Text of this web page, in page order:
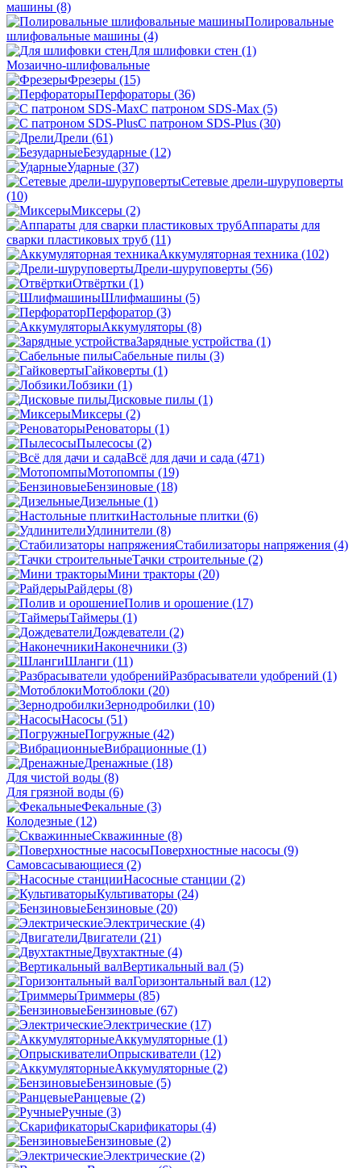
машины (8)
Полировальные
шлифовальные машины (4)
Для шлифовки стен (1)
Мозаично-шлифовальные
Фрезеры (15)
Перфораторы (36)
С патроном SDS-Max (5)
С патроном SDS-Plus (30)
Дрели (61)
Безударные (12)
Ударные (37)
Сетевые дрели-шуруповерты
(10)
Миксеры (2)
Аппараты для
сварки пластиковых труб (11)
Аккумуляторная техника (102)
Дрели-шуруповерты (56)
Отвёртки (1)
Шлифмашины (5)
Перфоратор (3)
Аккумуляторы (8)
Зарядные устройства (1)
Сабельные пилы (3)
Гайковерты (1)
Лобзики (1)
Дисковые пилы (1)
Миксеры (2)
Реноваторы (1)
Пылесосы (2)
Всё для дачи и сада (471)
Мотопомпы (19)
Бензиновые (18)
Дизельные (1)
Настольные плитки (6)
Удлинители (8)
Стабилизаторы напряжения (4)
Тачки строительные (2)
Мини тракторы (20)
Райдеры (8)
Полив и орошение (17)
Таймеры (1)
Дождеватели (2)
Наконечники (3)
Шланги (11)
Разбрасыватели удобрений (1)
Мотоблоки (20)
Зернодробилки (10)
Насосы (51)
Погружные (42)
Вибрационные (1)
Дренажные (18)
Для чистой воды (8)
Для грязной воды (6)
Фекальные (3)
Колодезные (12)
Скважинные (8)
Поверхностные насосы (9)
Самовсасывающиеся (2)
Насосные станции (2)
Культиваторы (24)
Бензиновые (20)
Электрические (4)
Двигатели (21)
Двухтактные (4)
Вертикальный вал (5)
Горизонтальный вал (12)
Триммеры (85)
Бензиновые (67)
Электрические (17)
Аккумуляторные (1)
Опрыскиватели (12)
Аккумуляторные (2)
Бензиновые (5)
Ранцевые (2)
Ручные (3)
Скарификаторы (4)
Бензиновые (2)
Электрические (2)